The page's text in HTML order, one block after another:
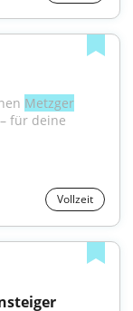
Metzger
für deine
Vollzeit